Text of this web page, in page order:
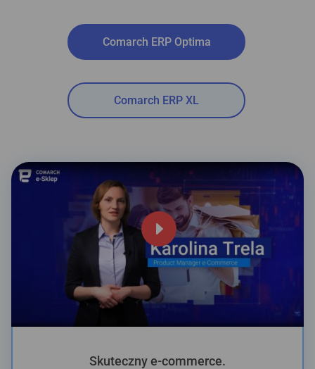
Comarch ERP Optima
Comarch ERP XL
Skuteczny e-commerce.